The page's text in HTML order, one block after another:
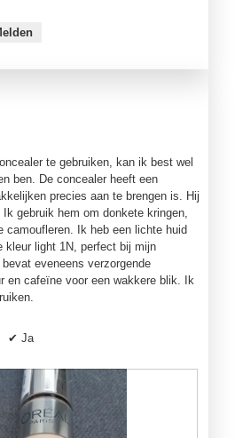
te gebruiken, kan ik best wel
ben. De concealer heeft een
precies aan te brengen is. Hij
gebruik hem om donkete kringen,
camoufleren. Ik heb een lichte huid
kleur light 1N, perfect bij mijn
eveneens verzorgende
en cafeïne voor een wakkere blik. Ik
✔ Ja